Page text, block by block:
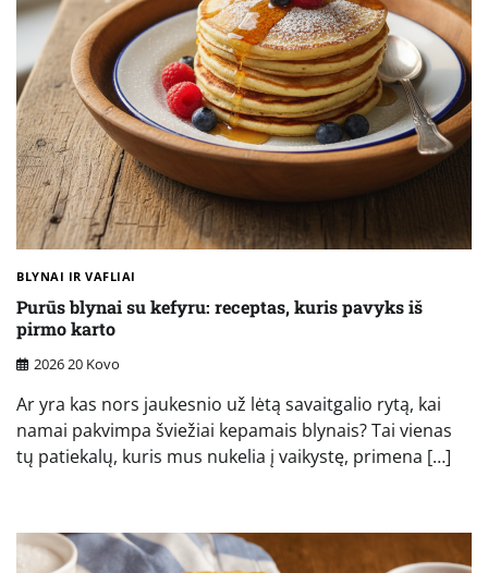
BLYNAI IR VAFLIAI
Purūs blynai su kefyru: receptas, kuris pavyks iš
pirmo karto
2026 20 Kovo
Ar yra kas nors jaukesnio už lėtą savaitgalio rytą, kai
namai pakvimpa šviežiai kepamais blynais? Tai vienas
tų patiekalų, kuris mus nukelia į vaikystę, primena […]